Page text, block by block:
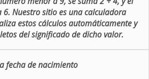
Nuestro sitio es una calculadora
estos cálculos automáticamente y
del significado de dicho valor.
fecha de nacimiento